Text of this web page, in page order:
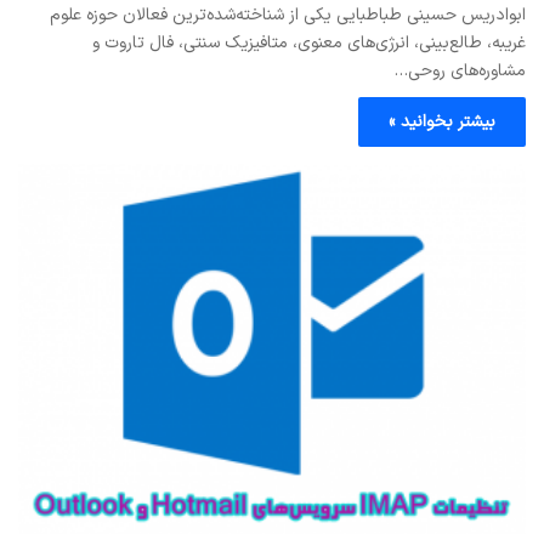
ابوادریس حسینی طباطبایی یکی از شناخته‌شده‌ترین فعالان حوزه علوم
غریبه، طالع‌بینی، انرژی‌های معنوی، متافیزیک سنتی، فال تاروت و
مشاوره‌های روحی…
بیشتر بخوانید »